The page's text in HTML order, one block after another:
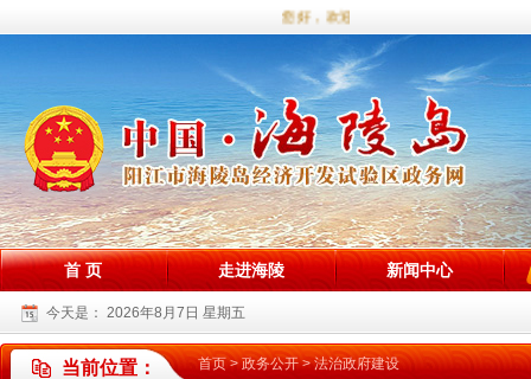
您好，欢迎访问海陵试验区政务网站！
首 页 走进海陵 新闻中心
今天是： 2026年8月7日 星期五
当前位置： 首页>政务公开>法治政府建设